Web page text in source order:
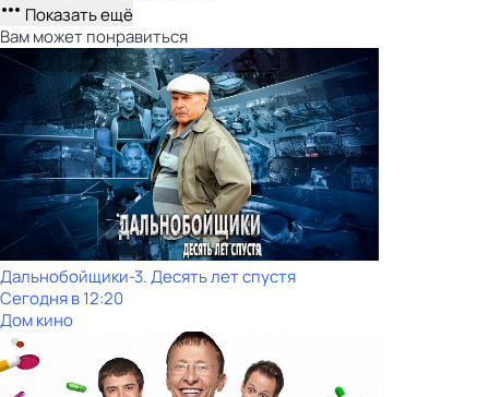
Показать ещё
Вам может понравиться
Дальнобойщики-3. Десять лет спустя
Сегодня в 12:20
Дом кино